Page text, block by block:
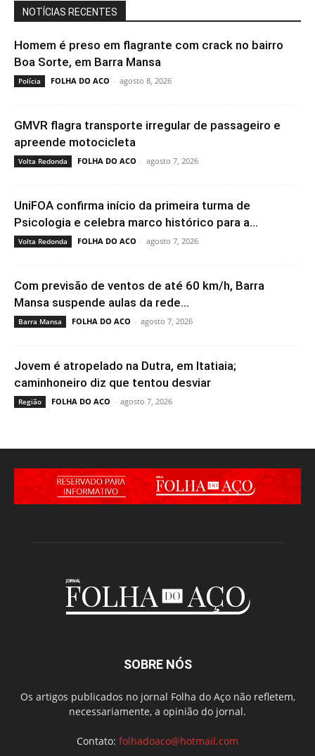
NOTÍCIAS RECENTES
Homem é preso em flagrante com crack no bairro
Boa Sorte, em Barra Mansa
Polícia FOLHA DO ACO - agosto 8, 2026
GMVR flagra transporte irregular de passageiro e
apreende motocicleta
Volta Redonda FOLHA DO ACO - agosto 7, 2026
UniFOA confirma início da primeira turma de
Psicologia e celebra marco histórico para a...
Volta Redonda FOLHA DO ACO - agosto 7, 2026
Com previsão de ventos de até 60 km/h, Barra
Mansa suspende aulas da rede...
Barra Mansa FOLHA DO ACO - agosto 7, 2026
Jovem é atropelado na Dutra, em Itatiaia;
caminhoneiro diz que tentou desviar
Região FOLHA DO ACO - agosto 7, 2026
SOBRE NÓS
Os artigos publicados no jornal Folha do Aço não refletem,
necessariamente, a opinião do jornal.
Contato: folhadoaco@hotmail.com